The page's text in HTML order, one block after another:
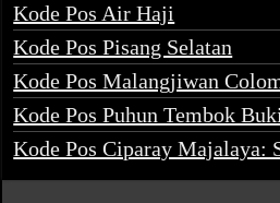
Kode Pos Air Haji
Kode Pos Pisang Selatan
Kode Pos Malangjiwan
Kode Pos Puhun Tembok
Kode Pos Ciparay Majalaya: